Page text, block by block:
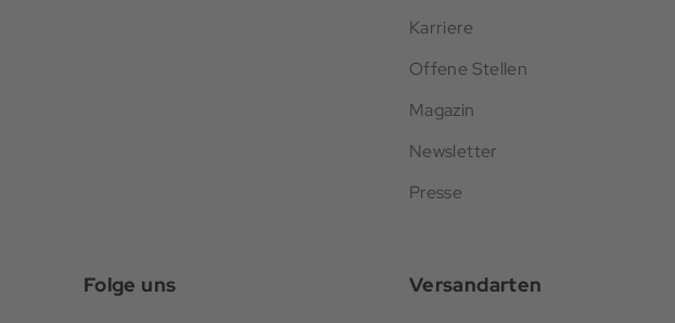
Karriere
Offene Stellen
Magazin
Newsletter
Presse
Folge uns Versandarten